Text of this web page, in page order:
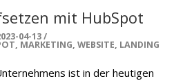
mit HubSpot
04-13
, MARKETING, WEBSITE, LANDING
ist in der heutigen